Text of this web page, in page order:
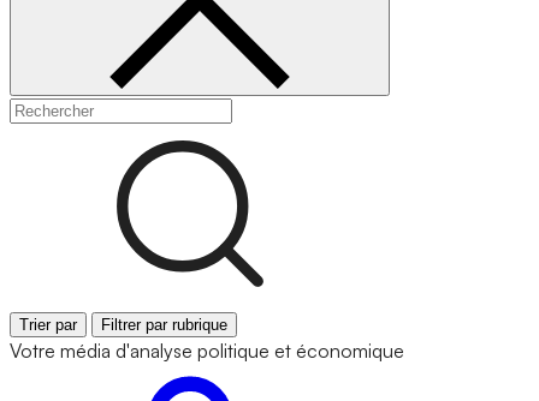
Trier par Filtrer par rubrique
Votre média d'analyse politique et économique